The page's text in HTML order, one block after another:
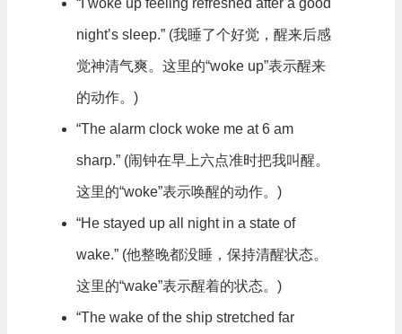
“I woke up feeling refreshed after a good
night’s sleep.” (我睡了个好觉，醒来后感
觉神清气爽。这里的“woke up”表示醒来
的动作。)
“The alarm clock woke me at 6 am
sharp.” (闹钟在早上六点准时把我叫醒。
这里的“woke”表示唤醒的动作。)
“He stayed up all night in a state of
wake.” (他整晚都没睡，保持清醒状态。
这里的“wake”表示醒着的状态。)
“The wake of the ship stretched far